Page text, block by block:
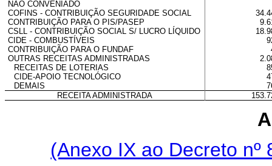
NÃO CONVENIADO
COFINS - CONTRIBUIÇÃO SEGURIDADE SOCIAL
CONTRIBUIÇÃO PARA O PIS/PASEP
CSLL - CONTRIBUIÇÃO SOCIAL S/ LUCRO LÍQUIDO
CIDE - COMBUSTÍVEIS
CONTRIBUIÇÃO PARA O FUNDAF
OUTRAS RECEITAS ADMINISTRADAS
RECEITAS DE LOTERIAS
CIDE-APOIO TECNOLÓGICO
DEMAIS
RECEITA ADMINISTRADA
(Anexo IX ao Decreto